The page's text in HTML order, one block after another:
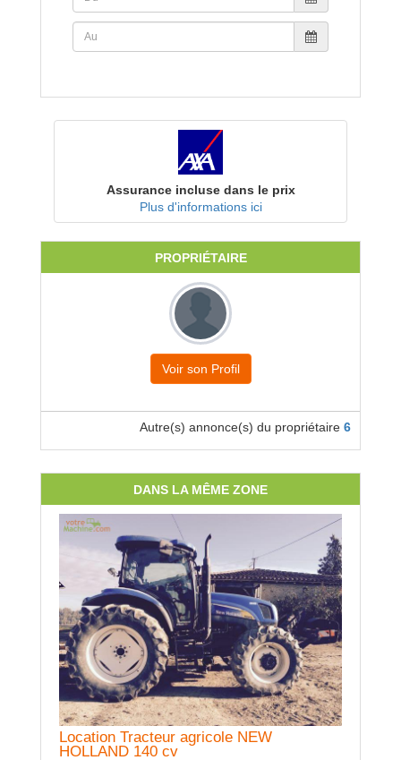
Assurance incluse dans le prix
Plus d'informations ici
PROPRIÉTAIRE
Voir son Profil
Autre(s) annonce(s) du propriétaire 6
DANS LA MÊME ZONE
Location Tracteur agricole NEW
HOLLAND 140 cv